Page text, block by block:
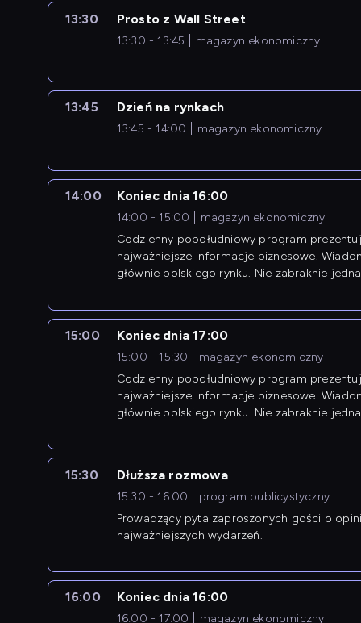
13:30 Prosto z Wall Street
13:30 - 13:45 magazyn ekonomiczny
13:45 Dzień na rynkach
13:45 - 14:00 magazyn ekonomiczny
14:00 Koniec dnia 16:00
14:00 - 15:00
magazyn ekonomiczny
Codzienny popołudniowy program
najważniejsze informacje biznesowe.
głównie polskiego rynku. Nie zabraknie
15:00 Koniec dnia 17:00
15:00 - 15:30
magazyn ekonomiczny
Codzienny popołudniowy program
najważniejsze informacje biznesowe.
głównie polskiego rynku. Nie zabraknie
15:30 Dłuższa rozmowa
15:30 - 16:00
program publicystyczny
Prowadzący pyta zaproszonych gości o
najważniejszych wydarzeń.
16:00 Koniec dnia 16:00
16:00 - 17:00 magazyn ekonomiczny